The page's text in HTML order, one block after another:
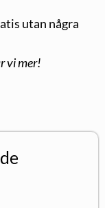
utan några
vi mer!